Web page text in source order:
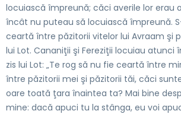
locuiască împreună; căci averile lor erau
încât nu puteau să locuiască împreună.
ceartă între păzitorii vitelor lui Avraam şi
lui Lot. Cananiţii şi Fereziţii locuiau atunci
zis lui Lot: „Te rog să nu fie ceartă între
între păzitorii mei şi păzitorii tăi, căci
oare toată ţara înaintea ta? Mai bine
mine: dacă apuci tu la stânga, eu voi